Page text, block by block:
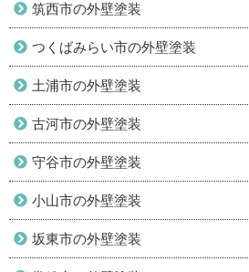
筑西市の外壁塗装
つくばみらい市の外壁塗装
土浦市の外壁塗装
古河市の外壁塗装
守谷市の外壁塗装
小山市の外壁塗装
坂東市の外壁塗装